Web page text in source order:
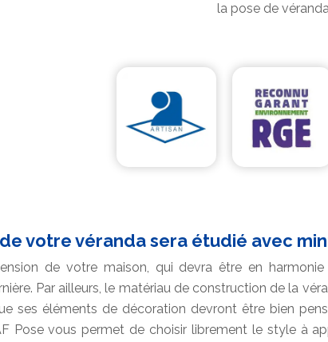
la pose de
votre véranda sera étudié avec
de votre maison, qui devra être en
Par ailleurs, le matériau de construction de la
ses éléments de décoration devront être bien
Pose vous permet de choisir librement le style à